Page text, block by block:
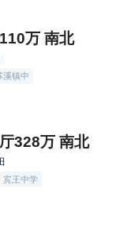
万 南北
溪镇中
328万 南北
宾王中学